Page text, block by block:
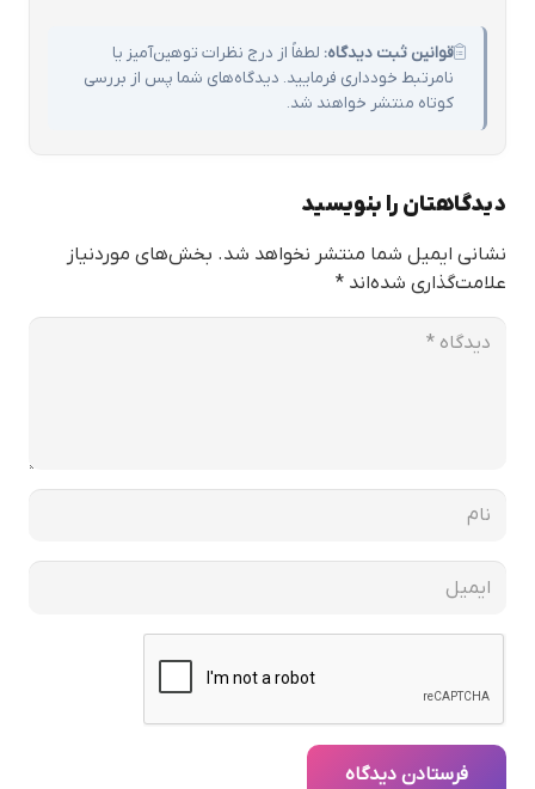
قوانین ثبت دیدگاه: لطفاً از درج نظرات توهین‌آمیز یا
نامرتبط خودداری فرمایید. دیدگاه‌های شما پس از بررسی
کوتاه منتشر خواهند شد.
دیدگاهتان را بنویسید
نشانی ایمیل شما منتشر نخواهد شد. بخش‌های موردنیاز
علامت‌گذاری شده‌اند *
فرستادن دیدگاه